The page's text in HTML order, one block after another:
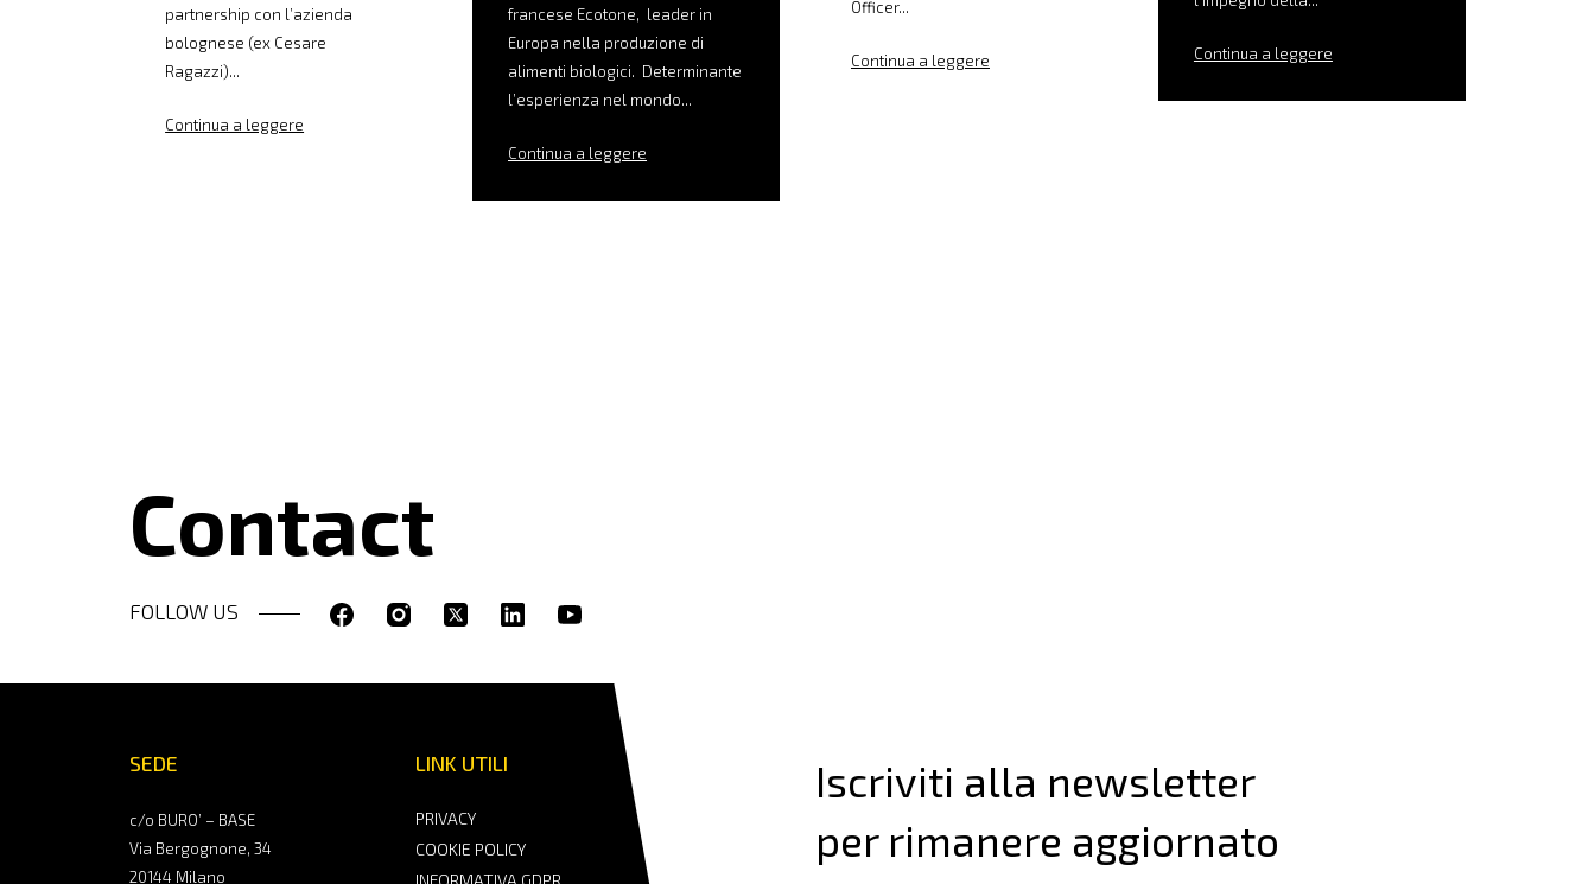
partnership con l’azienda
bolognese (ex Cesare
Ragazzi)...
Continua a leggere
francese Ecotone, leader in
Europa nella produzione di
alimenti biologici. Determinante
l’esperienza nel mondo...
Continua a leggere
Officer...
Continua a leggere Continua a leggere
Contact
FOLLOW US
SEDE
c/o BURO’ – BASE
Via Bergognone, 34
20144 Milano
LINK UTILI
PRIVACY
COOKIE POLICY
Iscriviti alla newsletter
per rimanere aggiornato